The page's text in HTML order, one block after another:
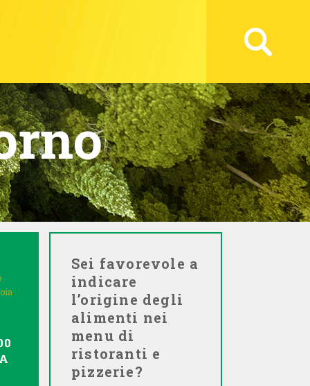
Sei favorevole a
indicare
l’origine degli
alimenti nei
menu di
ristoranti e
pizzerie?